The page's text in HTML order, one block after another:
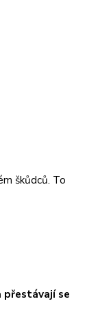
škůdců. To
přestávají se